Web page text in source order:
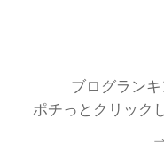
ブログランキ
ポチっとクリック